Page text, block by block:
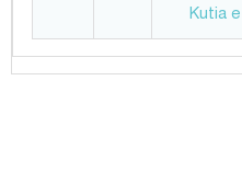
Kutia